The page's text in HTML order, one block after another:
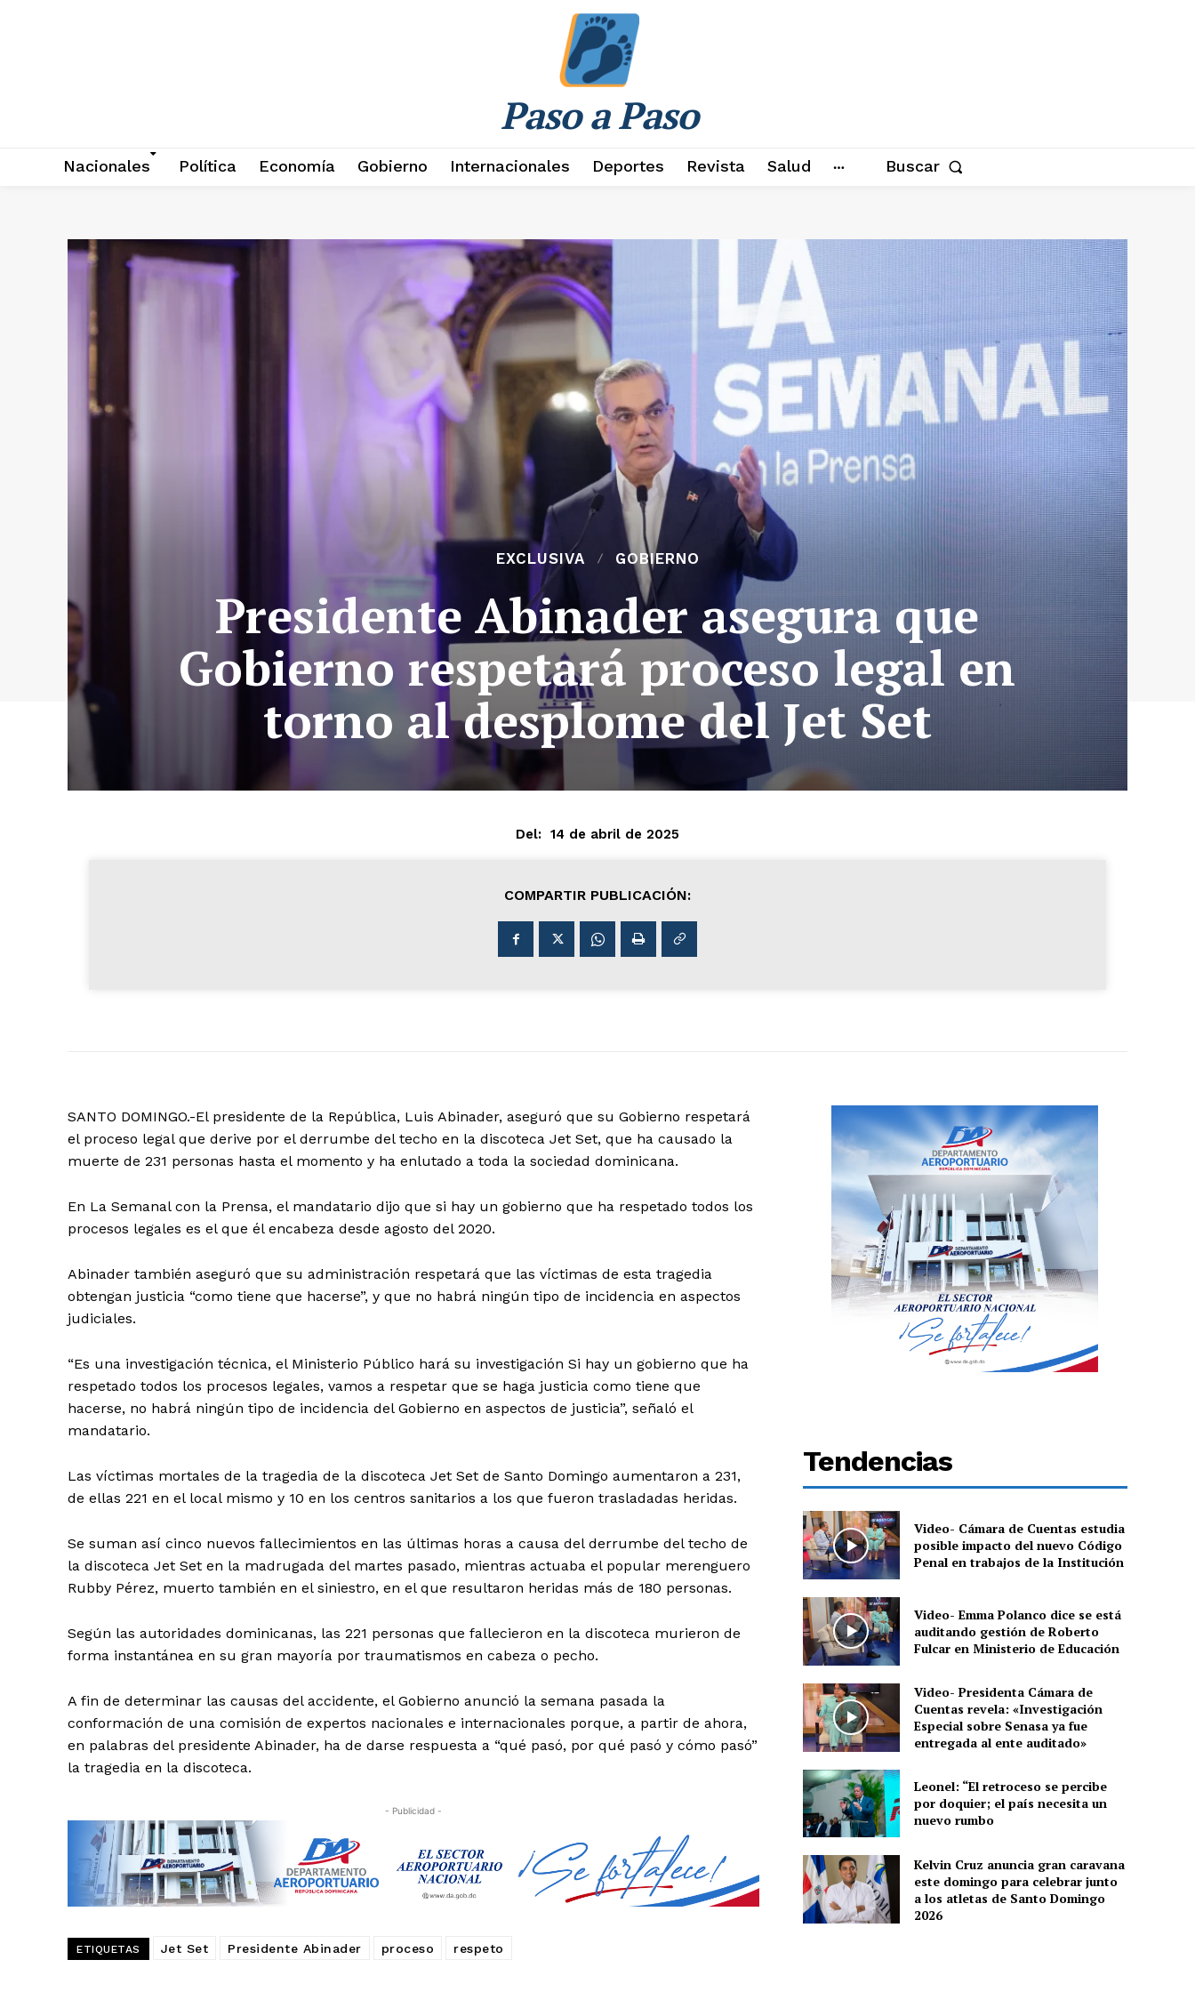
Paso a Paso
Nacionales Política Economía Gobierno Internacionales Deportes Revista Salud Buscar
EXCLUSIVA GOBIERNO
Presidente Abinader asegura que
Gobierno respetará proceso legal en
torno al desplome del Jet Set
Del: 14 de abril de 2025
COMPARTIR PUBLICACIÓN:
SANTO DOMINGO.-El presidente de la República, Luis Abinader, aseguró que su Gobierno respetará
el proceso legal que derive por el derrumbe del techo en la discoteca Jet Set, que ha causado la
muerte de 231 personas hasta el momento y ha enlutado a toda la sociedad dominicana.
En La Semanal con la Prensa, el mandatario dijo que si hay un gobierno que ha respetado todos los
procesos legales es el que él encabeza desde agosto del 2020.
Abinader también aseguró que su administración respetará que las víctimas de esta tragedia
obtengan justicia “como tiene que hacerse”, y que no habrá ningún tipo de incidencia en aspectos
judiciales.
“Es una investigación técnica, el Ministerio Público hará su investigación Si hay un gobierno que ha
respetado todos los procesos legales, vamos a respetar que se haga justicia como tiene que
hacerse, no habrá ningún tipo de incidencia del Gobierno en aspectos de justicia”, señaló el
mandatario.
Las víctimas mortales de la tragedia de la discoteca Jet Set de Santo Domingo aumentaron a 231,
de ellas 221 en el local mismo y 10 en los centros sanitarios a los que fueron trasladadas heridas.
Se suman así cinco nuevos fallecimientos en las últimas horas a causa del derrumbe del techo de
la discoteca Jet Set en la madrugada del martes pasado, mientras actuaba el popular merenguero
Rubby Pérez, muerto también en el siniestro, en el que resultaron heridas más de 180 personas.
Según las autoridades dominicanas, las 221 personas que fallecieron en la discoteca murieron de
forma instantánea en su gran mayoría por traumatismos en cabeza o pecho.
A fin de determinar las causas del accidente, el Gobierno anunció la semana pasada la
conformación de una comisión de expertos nacionales e internacionales porque, a partir de ahora,
en palabras del presidente Abinader, ha de darse respuesta a “qué pasó, por qué pasó y cómo pasó”
la tragedia en la discoteca.
- Publicidad -
ETIQUETAS Jet Set Presidente Abinader proceso respeto
Tendencias
Video- Cámara de Cuentas estudia
posible impacto del nuevo Código
Penal en trabajos de la Institución
Video- Emma Polanco dice se está
auditando gestión de Roberto
Fulcar en Ministerio de Educación
Video- Presidenta Cámara de
Cuentas revela: «Investigación
Especial sobre Senasa ya fue
entregada al ente auditado»
Leonel: “El retroceso se percibe
por doquier; el país necesita un
nuevo rumbo
Kelvin Cruz anuncia gran caravana
este domingo para celebrar junto
a los atletas de Santo Domingo
2026